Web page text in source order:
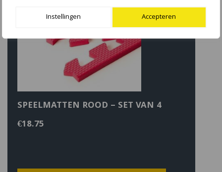
Instellingen Accepteren
SPEELMATTEN ROOD – SET VAN 4
€18.75